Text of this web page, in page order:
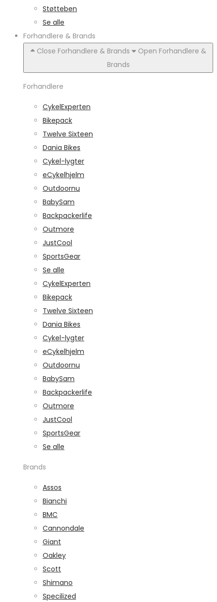
Støtteben
Se alle
Forhandlere & Brands
Close Forhandlere & Brands
Open Forhandlere &
Brands
Forhandlere
CykelExperten
Bikepack
Twelve Sixteen
Dania Bikes
Cykel-lygter
eCykelhjelm
Outdoornu
BabySam
Backpackerlife
Outmore
JustCool
SportsGear
Se alle
CykelExperten
Bikepack
Twelve Sixteen
Dania Bikes
Cykel-lygter
eCykelhjelm
Outdoornu
BabySam
Backpackerlife
Outmore
JustCool
SportsGear
Se alle
Brands
Assos
Bianchi
BMC
Cannondale
Giant
Oakley
Scott
Shimano
Specilized